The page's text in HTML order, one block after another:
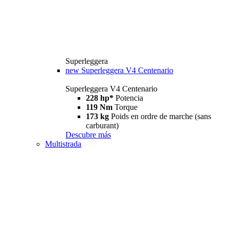
Superleggera
new Superleggera V4 Centenario
Superleggera V4 Centenario
228 hp* Potencia
119 Nm Torque
173 kg Poids en ordre de marche (sans
carburant)
Descubre más
Multistrada